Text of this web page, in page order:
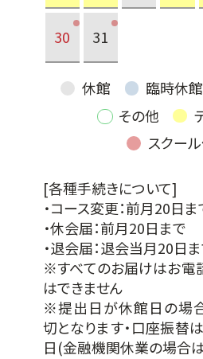
30 31
休館 臨時休館
その他
スクー
[各種手続きについて]
・コース変更：前月20日ま
・休会届：前月20日まで
・退会届：退会当月20日
※すべてのお届けはお電
はできません
※提出日が休館日の場
切となります・口座振替
日(金融機関休業の場合